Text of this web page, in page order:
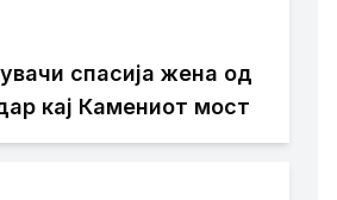
спасија жена од
кај Камениот мост